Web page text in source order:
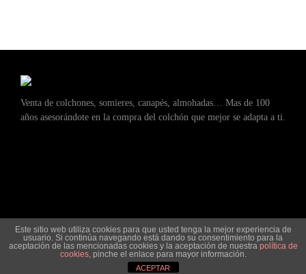
Venta de colchones, somieres, canapés, almohadas… Mas de 100
años asesorándote en la compra del colchón que mejor se adapta a ti.
Este sitio web utiliza cookies para que usted tenga la mejor experiencia de
usuario. Si continúa navegando está dando su consentimiento para la
aceptación de las mencionadas cookies y la aceptación de nuestra política de
cookies, pinche el enlace para mayor información.
ACEPTAR